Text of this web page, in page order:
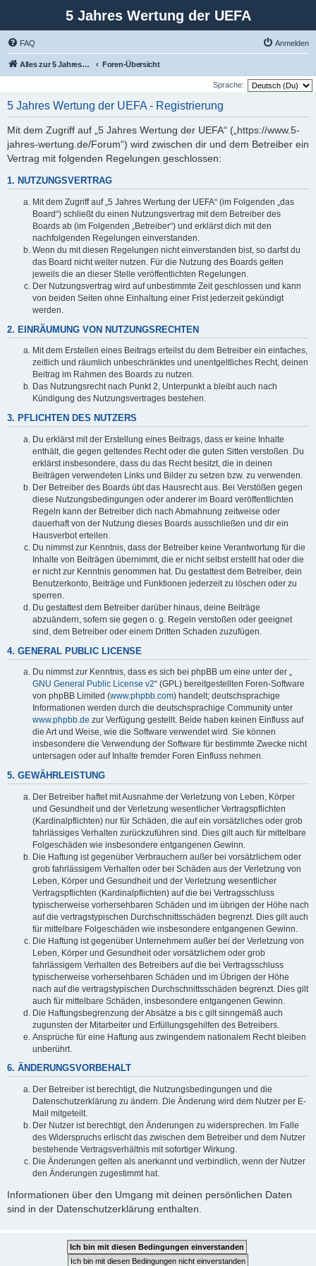
5 Jahres Wertung der UEFA
FAQ Anmelden
Alles zur 5 Jahreswertung / Tabelle der UEFA mit vielen Statistiken. Foren-Übersicht
Sprache:
5 Jahres Wertung der UEFA - Registrierung
Mit dem Zugriff auf „5 Jahres Wertung der UEFA“ („https://www.5-
jahres-wertung.de/Forum“) wird zwischen dir und dem Betreiber ein
Vertrag mit folgenden Regelungen geschlossen:
1. NUTZUNGSVERTRAG
Mit dem Zugriff auf „5 Jahres Wertung der UEFA“ (im Folgenden „das
Board“) schließt du einen Nutzungsvertrag mit dem Betreiber des
Boards ab (im Folgenden „Betreiber“) und erklärst dich mit den
nachfolgenden Regelungen einverstanden.
Wenn du mit diesen Regelungen nicht einverstanden bist, so darfst du
das Board nicht weiter nutzen. Für die Nutzung des Boards gelten
jeweils die an dieser Stelle veröffentlichten Regelungen.
Der Nutzungsvertrag wird auf unbestimmte Zeit geschlossen und kann
von beiden Seiten ohne Einhaltung einer Frist jederzeit gekündigt
werden.
2. EINRÄUMUNG VON NUTZUNGSRECHTEN
Mit dem Erstellen eines Beitrags erteilst du dem Betreiber ein einfaches,
zeitlich und räumlich unbeschränktes und unentgeltliches Recht, deinen
Beitrag im Rahmen des Boards zu nutzen.
Das Nutzungsrecht nach Punkt 2, Unterpunkt a bleibt auch nach
Kündigung des Nutzungsvertrages bestehen.
3. PFLICHTEN DES NUTZERS
Du erklärst mit der Erstellung eines Beitrags, dass er keine Inhalte
enthält, die gegen geltendes Recht oder die guten Sitten verstoßen. Du
erklärst insbesondere, dass du das Recht besitzt, die in deinen
Beiträgen verwendeten Links und Bilder zu setzen bzw. zu verwenden.
Der Betreiber des Boards übt das Hausrecht aus. Bei Verstößen gegen
diese Nutzungsbedingungen oder anderer im Board veröffentlichten
Regeln kann der Betreiber dich nach Abmahnung zeitweise oder
dauerhaft von der Nutzung dieses Boards ausschließen und dir ein
Hausverbot erteilen.
Du nimmst zur Kenntnis, dass der Betreiber keine Verantwortung für die
Inhalte von Beiträgen übernimmt, die er nicht selbst erstellt hat oder die
er nicht zur Kenntnis genommen hat. Du gestattest dem Betreiber, dein
Benutzerkonto, Beiträge und Funktionen jederzeit zu löschen oder zu
sperren.
Du gestattest dem Betreiber darüber hinaus, deine Beiträge
abzuändern, sofern sie gegen o. g. Regeln verstoßen oder geeignet
sind, dem Betreiber oder einem Dritten Schaden zuzufügen.
4. GENERAL PUBLIC LICENSE
Du nimmst zur Kenntnis, dass es sich bei phpBB um eine unter der „
GNU General Public License v2“ (GPL) bereitgestellten Foren-Software
von phpBB Limited (www.phpbb.com) handelt; deutschsprachige
Informationen werden durch die deutschsprachige Community unter
www.phpbb.de zur Verfügung gestellt. Beide haben keinen Einfluss auf
die Art und Weise, wie die Software verwendet wird. Sie können
insbesondere die Verwendung der Software für bestimmte Zwecke nicht
untersagen oder auf Inhalte fremder Foren Einfluss nehmen.
5. GEWÄHRLEISTUNG
Der Betreiber haftet mit Ausnahme der Verletzung von Leben, Körper
und Gesundheit und der Verletzung wesentlicher Vertragspflichten
(Kardinalpflichten) nur für Schäden, die auf ein vorsätzliches oder grob
fahrlässiges Verhalten zurückzuführen sind. Dies gilt auch für mittelbare
Folgeschäden wie insbesondere entgangenen Gewinn.
Die Haftung ist gegenüber Verbrauchern außer bei vorsätzlichem oder
grob fahrlässigem Verhalten oder bei Schäden aus der Verletzung von
Leben, Körper und Gesundheit und der Verletzung wesentlicher
Vertragspflichten (Kardinalpflichten) auf die bei Vertragsschluss
typischerweise vorhersehbaren Schäden und im übrigen der Höhe nach
auf die vertragstypischen Durchschnittsschäden begrenzt. Dies gilt auch
für mittelbare Folgeschäden wie insbesondere entgangenen Gewinn.
Die Haftung ist gegenüber Unternehmern außer bei der Verletzung von
Leben, Körper und Gesundheit oder vorsätzlichem oder grob
fahrlässigem Verhalten des Betreibers auf die bei Vertragsschluss
typischerweise vorhersehbaren Schäden und im Übrigen der Höhe
nach auf die vertragstypischen Durchschnittsschäden begrenzt. Dies gilt
auch für mittelbare Schäden, insbesondere entgangenen Gewinn.
Die Haftungsbegrenzung der Absätze a bis c gilt sinngemäß auch
zugunsten der Mitarbeiter und Erfüllungsgehilfen des Betreibers.
Ansprüche für eine Haftung aus zwingendem nationalem Recht bleiben
unberührt.
6. ÄNDERUNGSVORBEHALT
Der Betreiber ist berechtigt, die Nutzungsbedingungen und die
Datenschutzerklärung zu ändern. Die Änderung wird dem Nutzer per E-
Mail mitgeteilt.
Der Nutzer ist berechtigt, den Änderungen zu widersprechen. Im Falle
des Widerspruchs erlischt das zwischen dem Betreiber und dem Nutzer
bestehende Vertragsverhältnis mit sofortiger Wirkung.
Die Änderungen gelten als anerkannt und verbindlich, wenn der Nutzer
den Änderungen zugestimmt hat.
Informationen über den Umgang mit deinen persönlichen Daten
sind in der Datenschutzerklärung enthalten.